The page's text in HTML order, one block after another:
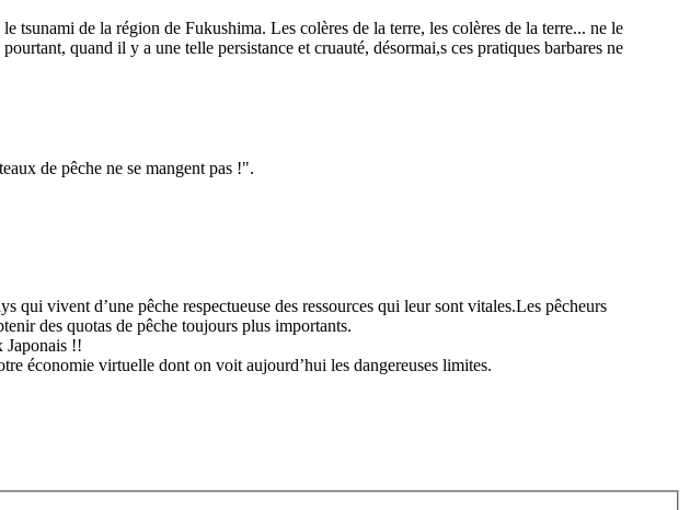
tsunami de la région de Fukushima. Les colères de la terre, les colères de la terre... ne le
quand il y a une telle persistance et cruauté, désormai,s ces pratiques barbares ne
de pêche ne se mangent pas !".
vivent d’une pêche respectueuse des ressources qui leur sont vitales.Les pêcheurs
des quotas de pêche toujours plus importants.
Japonais !!
économie virtuelle dont on voit aujourd’hui les dangereuses limites.